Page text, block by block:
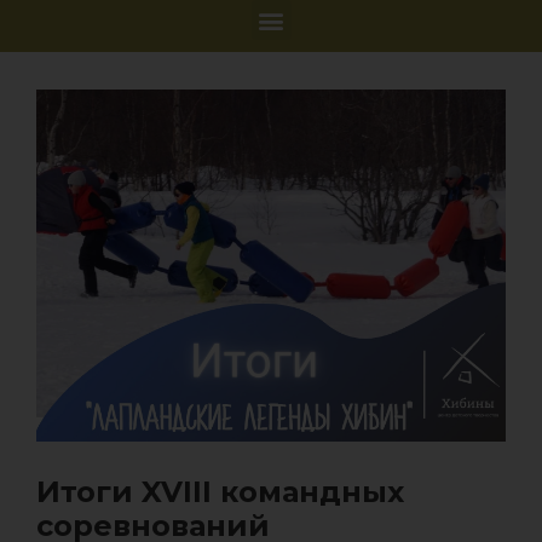
Итоги XVIII командных
соревнований